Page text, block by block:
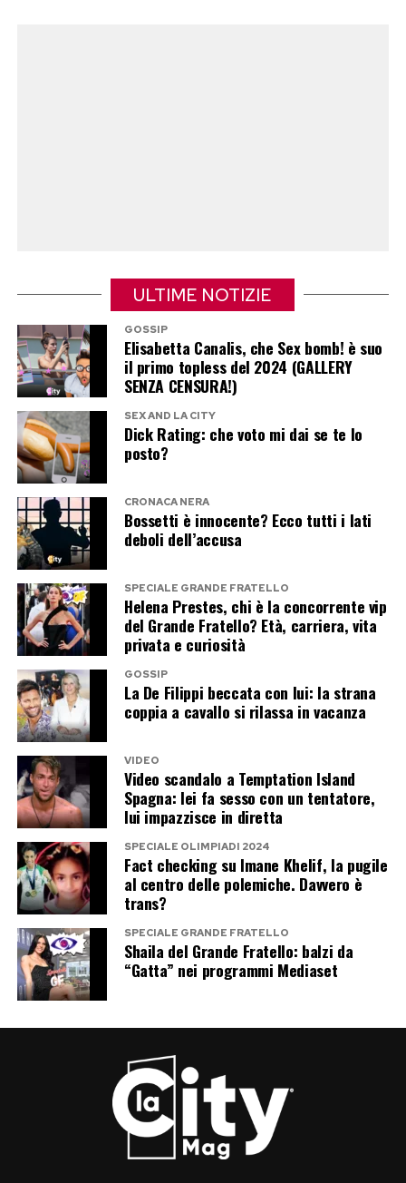
ULTIME NOTIZIE
GOSSIP
Elisabetta Canalis, che Sex bomb! è suo
il primo topless del 2024 (GALLERY
SENZA CENSURA!)
SEX AND LA CITY
Dick Rating: che voto mi dai se te lo
posto?
CRONACA NERA
Bossetti è innocente? Ecco tutti i lati
deboli dell’accusa
SPECIALE GRANDE FRATELLO
Helena Prestes, chi è la concorrente vip
del Grande Fratello? Età, carriera, vita
privata e curiosità
GOSSIP
La De Filippi beccata con lui: la strana
coppia a cavallo si rilassa in vacanza
VIDEO
Video scandalo a Temptation Island
Spagna: lei fa sesso con un tentatore,
lui impazzisce in diretta
SPECIALE OLIMPIADI 2024
Fact checking su Imane Khelif, la pugile
al centro delle polemiche. Davvero è
trans?
SPECIALE GRANDE FRATELLO
Shaila del Grande Fratello: balzi da
“Gatta” nei programmi Mediaset